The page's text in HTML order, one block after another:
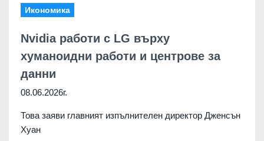
Икономика
Nvidia работи с LG върху
хуманоидни работи и центрове за
данни
08.06.2026г.
Това заяви главният изпълнителен директор Дженсън
Хуан